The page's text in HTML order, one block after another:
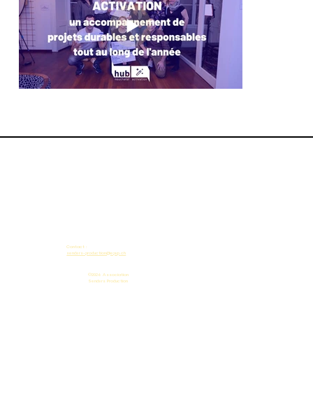
Contact :
senders-production@epup.ch
©2026 Association
Senders Production